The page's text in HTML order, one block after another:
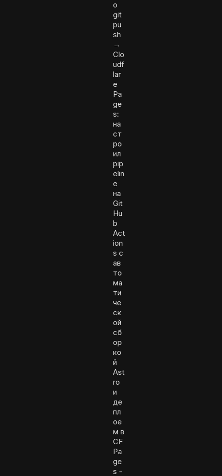
о
git
pu
sh
→
Clo
udf
lar
e
Pa
ge
s:
на
ст
ро
ил
pip
elin
e
на
Git
Hu
b
Act
ion
s с
ав
то
ма
ти
че
ск
ой
сб
ор
ко
й
Ast
ro
и
де
пл
ое
м в
CF
Pa
ge
s -